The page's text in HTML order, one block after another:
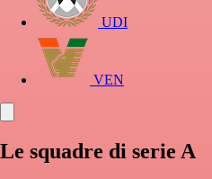
UDI
VEN
Le squadre di serie A